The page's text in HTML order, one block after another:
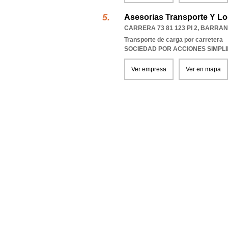
Asesorias Transporte Y
CARRERA 73 81 123 PI 2,
Transporte de carga por carretera
SOCIEDAD POR ACCIONES
Ver empresa Ver en mapa